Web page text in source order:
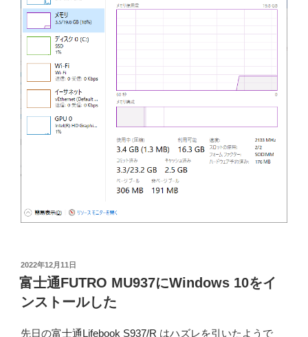
投
稿
日:
2022年12月11日
富士通FUTRO MU937にWindows 10をイ
ンストールした
先日の富士通Lifebook S937/R はハズレを引いたようで